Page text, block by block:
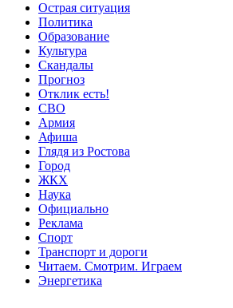
Острая ситуация
Политика
Образование
Культура
Скандалы
Прогноз
Отклик есть!
СВО
Армия
Афиша
Глядя из Ростова
Город
ЖКХ
Наука
Официально
Реклама
Спорт
Транспорт и дороги
Читаем. Смотрим. Играем
Энергетика